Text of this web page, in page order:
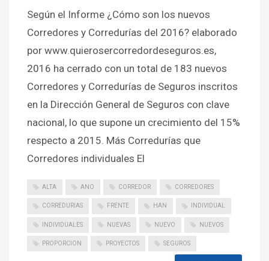
Según el Informe ¿Cómo son los nuevos
Corredores y Corredurías del 2016? elaborado
por www.quierosercorredordeseguros.es,
2016 ha cerrado con un total de 183 nuevos
Corredores y Corredurías de Seguros inscritos
en la Dirección General de Seguros con clave
nacional, lo que supone un crecimiento del 15%
respecto a 2015. Más Corredurías que
Corredores individuales El
ALTA ANO CORREDOR CORREDORES
CORREDURIAS FRENTE HAN INDIVIDUAL
INDIVIDUALES NUEVAS NUEVO NUEVOS
PROPORCION PROYECTOS SEGUROS